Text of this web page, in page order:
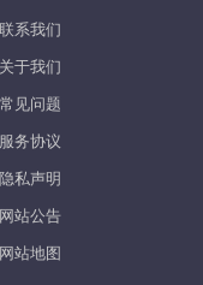
联系我们
关于我们
常见问题
服务协议
隐私声明
网站公告
网站地图